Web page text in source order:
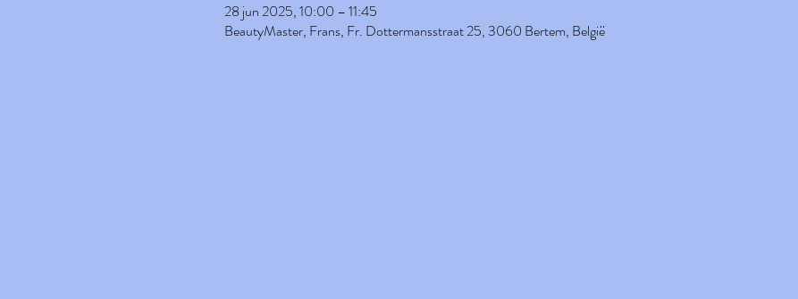
28 jun 2025, 10:00 – 11:45
BeautyMaster, Frans, Fr. Dottermansstraat 25, 3060 Bertem, België